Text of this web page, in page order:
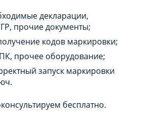
декларации,
прочие документы;
кодов маркировки;
прочее оборудование;
запуск маркировки
бесплатно.